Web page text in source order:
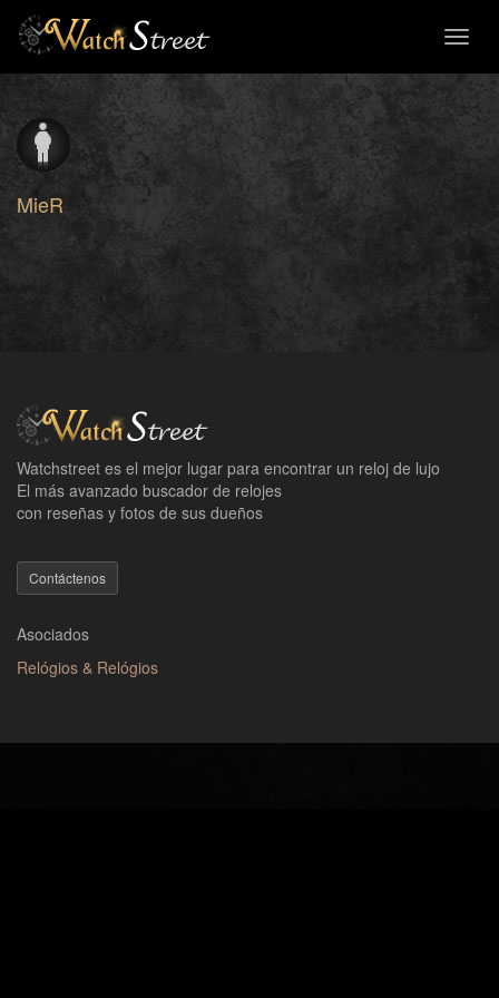
MieR
Watchstreet es el mejor lugar para encontrar un reloj de lujo
El más avanzado buscador de relojes
con reseñas y fotos de sus dueños
Contáctenos
Asociados
Relógios & Relógios